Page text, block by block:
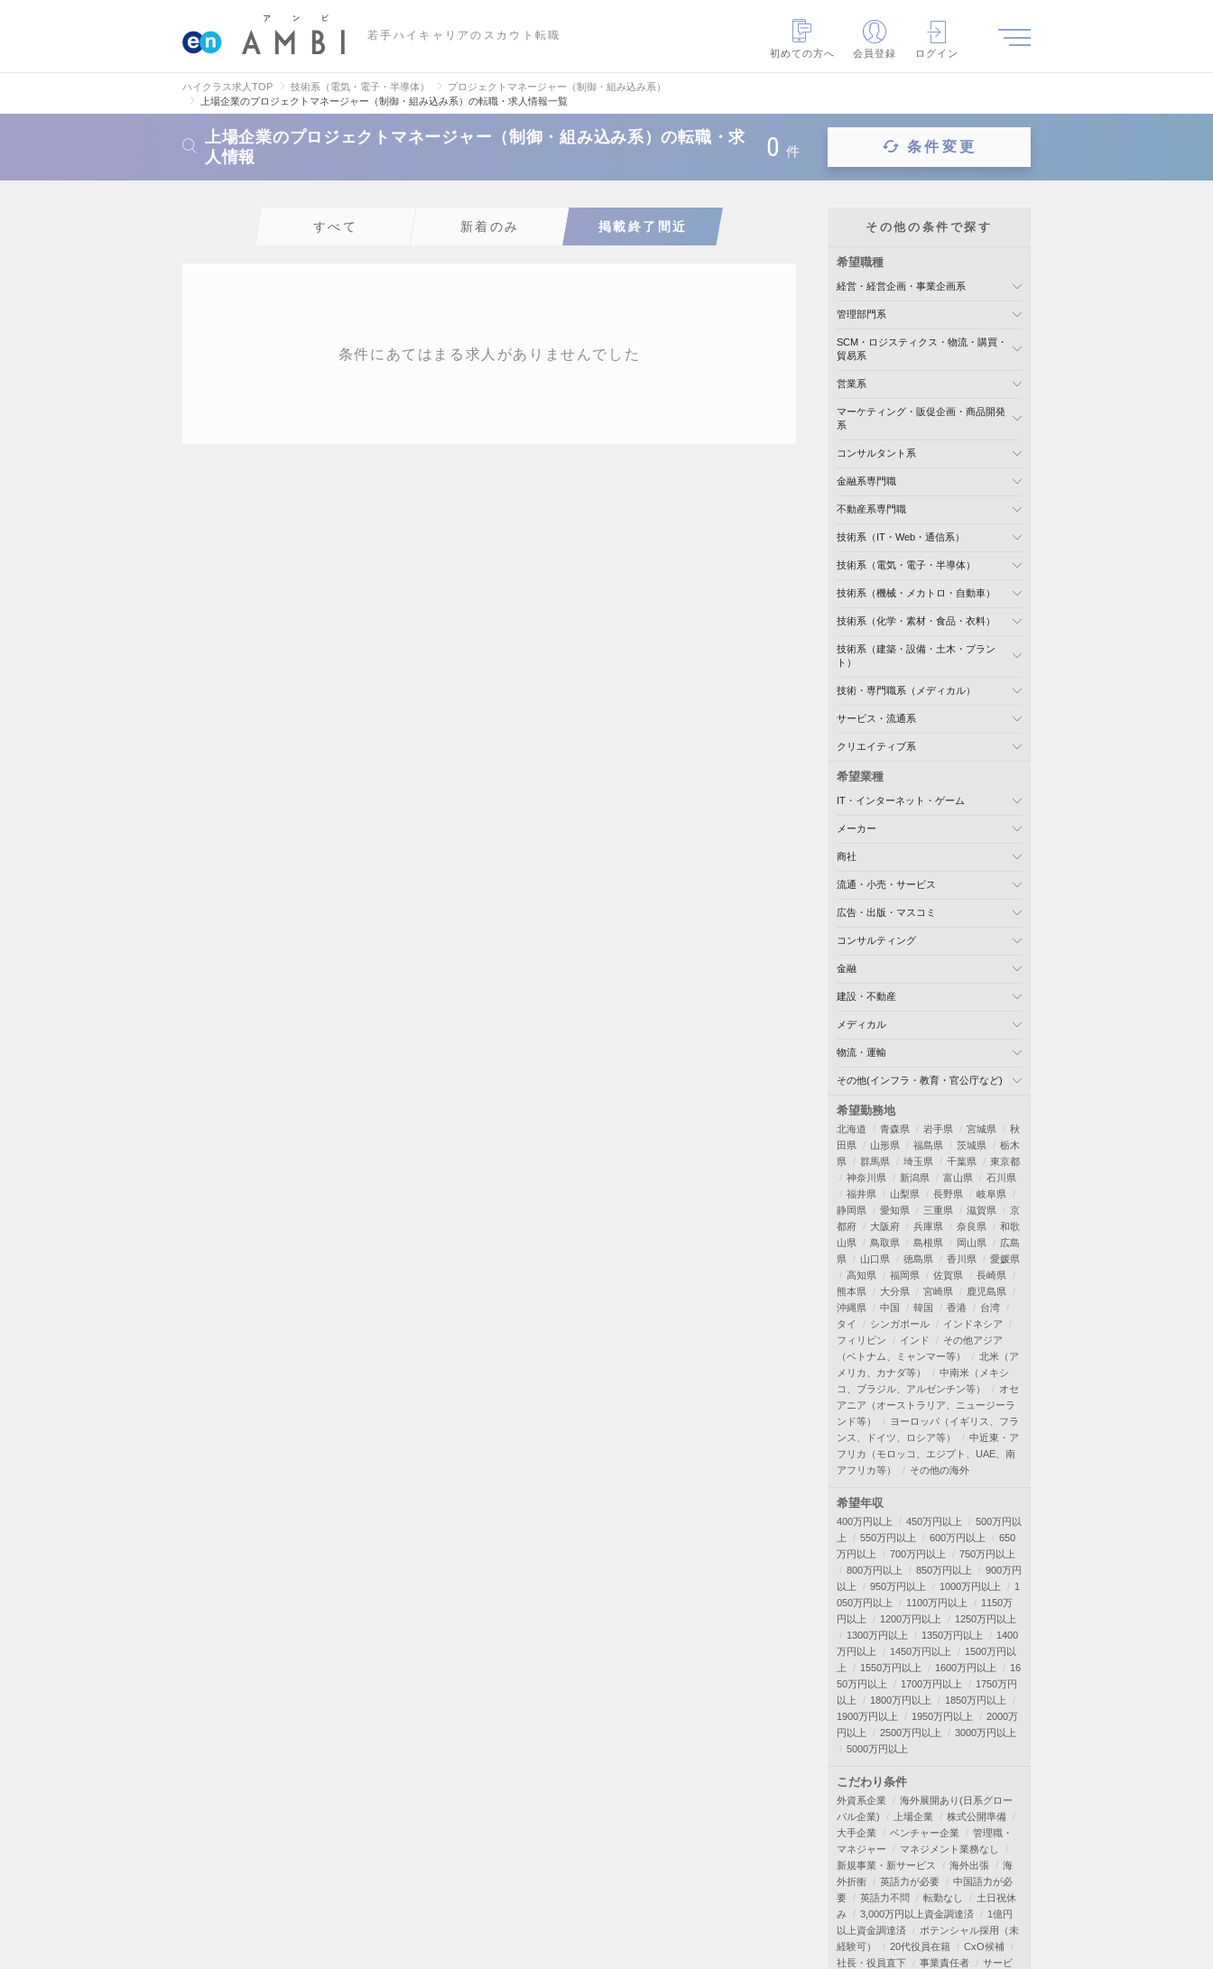
若手ハイキャリアのスカウト転職
初めての方へ
会員登録 ログイン
ハイクラス求人TOP 技術系（電気・電子・半導体）
プロジェクトマネージャー（制御・組み込み系）
上場企業のプロジェクトマネージャー（制御・組み込み系）の転職・求人情報一覧
上場企業のプロジェクトマネージャー（制御・組み込み系）の転職・求
人情報
0 件 条件変更
すべて 新着のみ 掲載終了間近
条件にあてはまる求人がありませんでした
その他の条件で探す
希望職種
経営・経営企画・事業企画系
管理部門系
SCM・ロジスティクス・物流・購買・
貿易系
営業系
マーケティング・販促企画・商品開発
系
コンサルタント系
金融系専門職
不動産系専門職
技術系（IT・Web・通信系）
技術系（電気・電子・半導体）
技術系（機械・メカトロ・自動車）
技術系（化学・素材・食品・衣料）
技術系（建築・設備・土木・プラン
ト）
技術・専門職系（メディカル）
サービス・流通系
クリエイティブ系
希望業種
IT・インターネット・ゲーム
メーカー
商社
流通・小売・サービス
広告・出版・マスコミ
コンサルティング
金融
建設・不動産
メディカル
物流・運輸
その他(インフラ・教育・官公庁など)
希望勤務地
北海道 青森県 岩手県 宮城県
秋
田県
山形県 福島県 茨城県
栃木
県
群馬県 埼玉県 千葉県
東京都
神奈川県
新潟県 富山県
石川県
福井県
山梨県 長野県
岐阜県
静岡県
愛知県 三重県 滋賀県
京
都府
大阪府 兵庫県 奈良県
和歌
山県
鳥取県 島根県 岡山県
広島
県
山口県 徳島県 香川県
愛媛県
高知県
福岡県 佐賀県
長崎県
熊本県
大分県 宮崎県
鹿児島県
沖縄県
中国 韓国 香港
台湾
タイ
シンガポール
インドネシア
フィリピン
インド
その他アジア
（ベトナム、ミャンマー等）
北米（ア
メリカ、カナダ等）
中南米（メキシ
コ、ブラジル、アルゼンチン等）
オセ
アニア（オーストラリア、ニュージーラ
ンド等）
ヨーロッパ（イギリス、フラ
ンス、ドイツ、ロシア等）
中近東・ア
フリカ（モロッコ、エジプト、UAE、南
アフリカ等）
その他の海外
希望年収
400万円以上 450万円以上
500万円以
上
550万円以上 600万円以上
650
万円以上
700万円以上
750万円以上
800万円以上
850万円以上
900万円
以上
950万円以上 1000万円以上
1
050万円以上
1100万円以上
1150万
円以上
1200万円以上
1250万円以上
1300万円以上
1350万円以上
1400
万円以上
1450万円以上
1500万円以
上
1550万円以上 1600万円以上
16
50万円以上
1700万円以上
1750万円
以上
1800万円以上
1850万円以上
1900万円以上
1950万円以上
2000万
円以上
2500万円以上
3000万円以上
5000万円以上
こだわり条件
外資系企業
海外展開あり(日系グロー
バル企業)
上場企業
株式公開準備
大手企業
ベンチャー企業
管理職・
マネジャー
マネジメント業務なし
新規事業・新サービス
海外出張
海
外折衝
英語力が必要
中国語力が必
要
英語力不問 転勤なし
土日祝休
み
3,000万円以上資金調達済
1億円
以上資金調達済
ポテンシャル採用（未
経験可）
20代役員在籍
CxO候補
社長・役員直下
事業責任者
サービ